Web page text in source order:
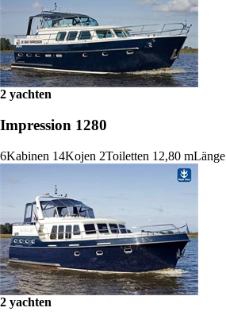
2 yachten
Impression 1280
6Kabinen 14Kojen 2Toiletten 12,80 mLänge
2 yachten